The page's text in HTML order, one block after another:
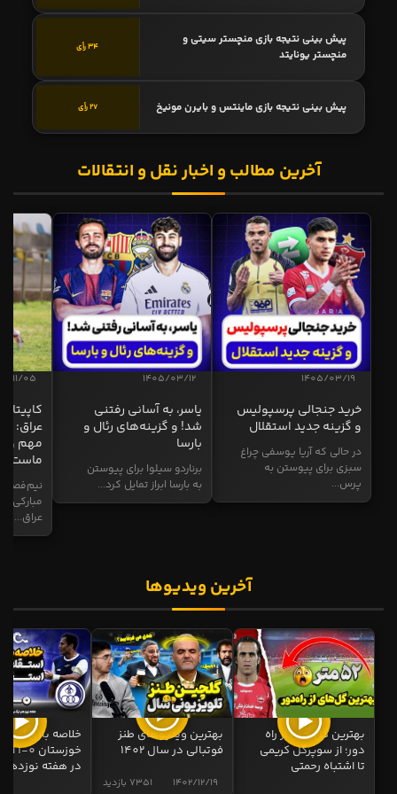
پیش بینی نتیجه بازی منچستر سیتی و
منچستر یونایتد
34 رأی
پیش بینی نتیجه بازی ماینتس و بایرن مونیخ 27 رأی
آخرین مطالب و اخبار نقل و انتقالات
1405/03/19
خرید جنجالی پرسپولیس
و گزینه جدید استقلال
در حالی که آریا یوسفی چراغ
سبزی برای پیوستن به
پرس...
1405/03/12
یاسر، به آسانی رفتنی
شد! و گزینه‌های رئال و
بارسا
برناردو سیلوا برای پیوستن
به بارسا ابراز تمایل کرد...
11/05
عراق:
مهم و
ماست
نیم‌فصل
مبارکی
عراق...
آخرین ویدیوها
بهترین گل های از راه
دور؛ از سوپرگل کریمی
تا اشتباه رحمتی
بهترین ویدیوهای طنز
فوتبالی در سال 1402
7351 بازدید 1402/12/19
خلاصه بازی
در هفته نوزدهم